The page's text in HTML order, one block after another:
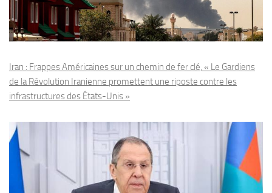
Iran : Frappes Américaines sur un chemin de fer clé, « Le Gardiens
de la Révolution Iranienne promettent une riposte contre les
infrastructures des États-Unis »